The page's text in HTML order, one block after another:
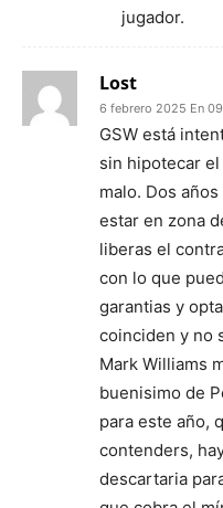
jugador.
Lost
6 febrero 2025 En
GSW está
sin hipotecar
malo. Dos
estar en zona
liberas el
con lo que
garantias y
coinciden y no
Mark Williams
buenisimo de
para este año,
contenders,
descartaria